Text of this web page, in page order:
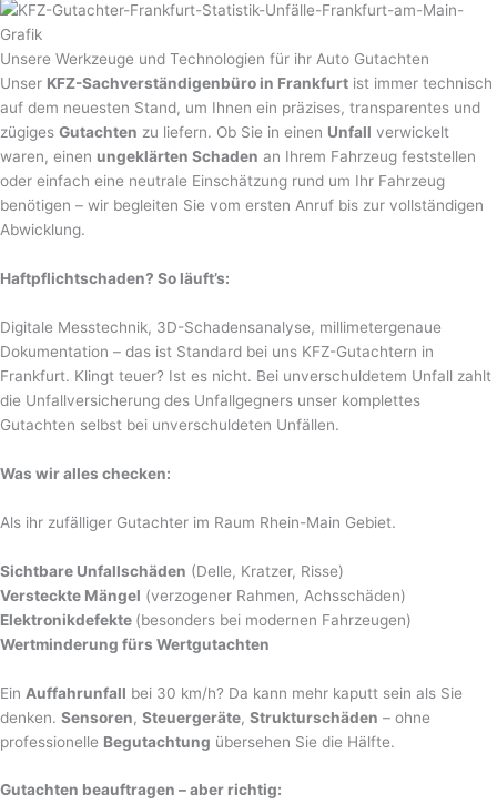
Unsere Werkzeuge und Technologien für ihr Auto Gutachten
Unser KFZ-Sachverständigenbüro in Frankfurt ist immer technisch
auf dem neuesten Stand, um Ihnen ein präzises, transparentes und
zügiges Gutachten zu liefern. Ob Sie in einen Unfall verwickelt
waren, einen ungeklärten Schaden an Ihrem Fahrzeug feststellen
oder einfach eine neutrale Einschätzung rund um Ihr Fahrzeug
benötigen – wir begleiten Sie vom ersten Anruf bis zur vollständigen
Abwicklung.
Haftpflichtschaden? So läuft’s:
Digitale Messtechnik, 3D-Schadensanalyse, millimetergenaue
Dokumentation – das ist Standard bei uns KFZ-Gutachtern in
Frankfurt. Klingt teuer? Ist es nicht. Bei unverschuldetem Unfall zahlt
die Unfallversicherung des Unfallgegners unser komplettes
Gutachten selbst bei unverschuldeten Unfällen.
Was wir alles checken:
Als ihr zufälliger Gutachter im Raum Rhein-Main Gebiet.
Sichtbare Unfallschäden (Delle, Kratzer, Risse)
Versteckte Mängel (verzogener Rahmen, Achsschäden)
Elektronikdefekte (besonders bei modernen Fahrzeugen)
Wertminderung fürs Wertgutachten
Ein Auffahrunfall bei 30 km/h? Da kann mehr kaputt sein als Sie
denken. Sensoren, Steuergeräte, Strukturschäden – ohne
professionelle Begutachtung übersehen Sie die Hälfte.
Gutachten beauftragen – aber richtig: